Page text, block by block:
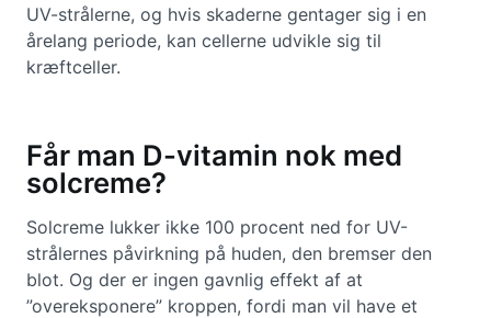
UV-strålerne, og hvis skaderne gentager sig i en
årelang periode, kan cellerne udvikle sig til
kræftceller.
Får man D-vitamin nok med
solcreme?
Solcreme lukker ikke 100 procent ned for UV-
strålernes påvirkning på huden, den bremser den
blot. Og der er ingen gavnlig effekt af at
”overeksponere” kroppen, fordi man vil have et